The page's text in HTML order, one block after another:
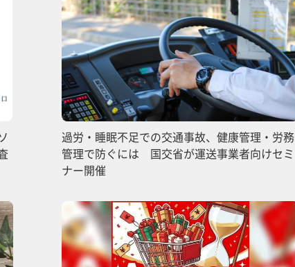
過労・睡眠不足での交通事故、健康管理・労務
管理で防ぐには 国交省が運送事業者向けセミ
ナー開催